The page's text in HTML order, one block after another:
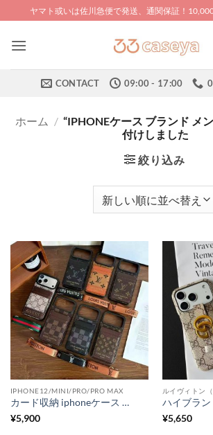
to
content
ヤマト或いは佐川急便で発送、通関保証！
CONTACT 09:00 - 17:00
ホーム / “IPHONEケース ブランド メ
付けしました
絞り込み
IPHONE12/MINI/PRO/PRO MAX
カード収納 iphoneケース ハイブランド iphone17pro/17promaxケース ルイヴィトン iphone16/16proケース ミラー付き gucci パロディ iphone15/14 ケース スマホショルダー ハイブランド 人気
¥5,900
ルイヴィトン
¥5,650